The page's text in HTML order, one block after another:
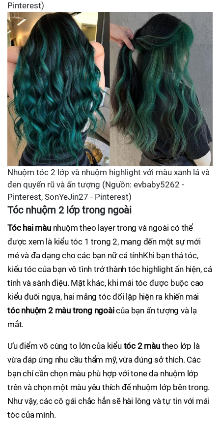
Pinterest)
Nhuộm tóc 2 lớp và nhuộm highlight với màu xanh lá và
đen quyến rũ và ấn tượng (Nguồn: evbaby5262 -
Pinterest, SonYeJin27 - Pinterest)
Tóc nhuộm 2 lớp trong ngoài
Tóc hai màunhuộm theo layer trong và ngoài có thể
được xem là kiểu tóc 1 trong 2, mang đến một sự mới
mẻ và đa dạng cho các bạn nữ cá tínhKhi bạn thả tóc,
kiểu tóc của bạn vô tình trở thành tóc highlight ẩn hiện, cá
tính và sành điệu. Mặt khác, khi mái tóc được buộc cao
kiểu đuôi ngựa, hai mảng tóc đối lập hiện ra khiến mái
tóc nhuộm 2 màu trong ngoàicủa bạn ấn tượng và lạ
mắt.
Ưu điểm vô cùng to lớn của kiểu tóc 2 màutheo lớp là
vừa đáp ứng nhu cầu thẩm mỹ, vừa đúng sở thích. Các
bạn chỉ cần chọn màu phù hợp với tone da nhuộm lớp
trên và chọn một màu yêu thích để nhuộm lớp bên trong.
Như vậy, các cô gái chắc hẳn sẽ hài lòng và tự tin với mái
tóc của mình.